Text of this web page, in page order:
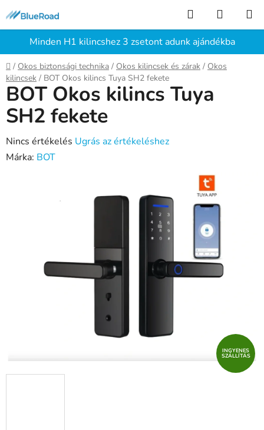
fő
tartalomhozMinden H1 kilincshez 3 zsetont adunk ajándékba
KeresésKOSÁR
Kezdőlap
/ Okos biztonsági technika / Okos kilincsek és zárak / Okos
kilincsek / BOT Okos kilincs Tuya SH2 fekete
BOT Okos kilincs Tuya
SH2 fekete
A
termék
Nincs értékelés Ugrás az értékeléshez
Márka: BOT
INGYENES
SZÁLLÍTÁS